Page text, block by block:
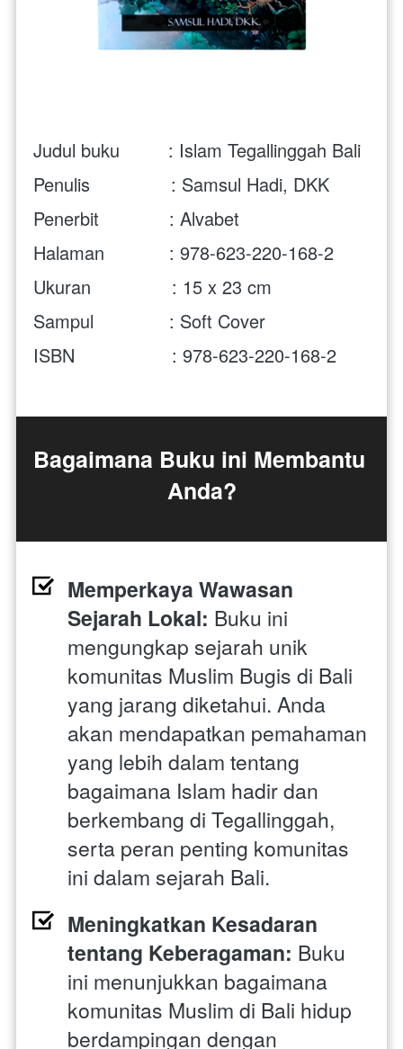
Judul buku         : Islam Tegallinggah Bali
Penulis               : Samsul Hadi, DKK
Penerbit             : Alvabet
Halaman            : 978-623-220-168-2
Ukuran               : 15 x 23 cm
Sampul              : Soft Cover
ISBN                  : 978-623-220-168-2
Bagaimana Buku ini Membantu
Anda?
Memperkaya Wawasan
Sejarah Lokal: Buku ini
mengungkap sejarah unik
komunitas Muslim Bugis di Bali
yang jarang diketahui. Anda
akan mendapatkan pemahaman
yang lebih dalam tentang
bagaimana Islam hadir dan
berkembang di Tegallinggah,
serta peran penting komunitas
ini dalam sejarah Bali.
Meningkatkan Kesadaran
tentang Keberagaman: Buku
ini menunjukkan bagaimana
komunitas Muslim di Bali hidup
berdampingan dengan